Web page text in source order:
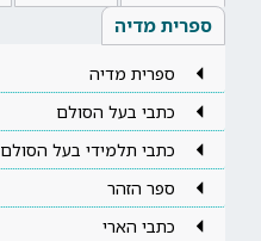
ספרית מדיה
ספרית מדיה
כתבי בעל הסולם
כתבי תלמידי בעל הסולם
ספר הזהר
כתבי הארי